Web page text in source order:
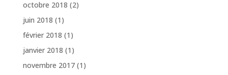
octobre 2018 (2)
juin 2018 (1)
février 2018 (1)
janvier 2018 (1)
novembre 2017(1)